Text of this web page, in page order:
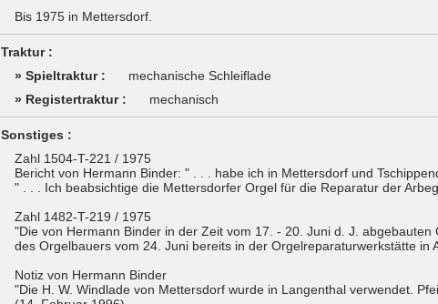
Bis 1975 in Mettersdorf.
Traktur :
» Spieltraktur :
mechanische Schleiflade
» Registertraktur :
mechanisch
Sonstiges :
Zahl 1504-T-221 / 1975
Bericht von Hermann Binder: " . . . habe ich in Mettersdorf und
" . . . Ich beabsichtige die Mettersdorfer Orgel für die Reparatur der
Zahl 1482-T-219 / 1975
"Die von Hermann Binder in der Zeit vom 17. - 20. Juni d. J.
des Orgelbauers vom 24. Juni bereits in der Orgelreparaturwerkstätte in
Notiz von Hermann Binder
"Die H. W. Windlade von Mettersdorf wurde in Langenthal verwendet.